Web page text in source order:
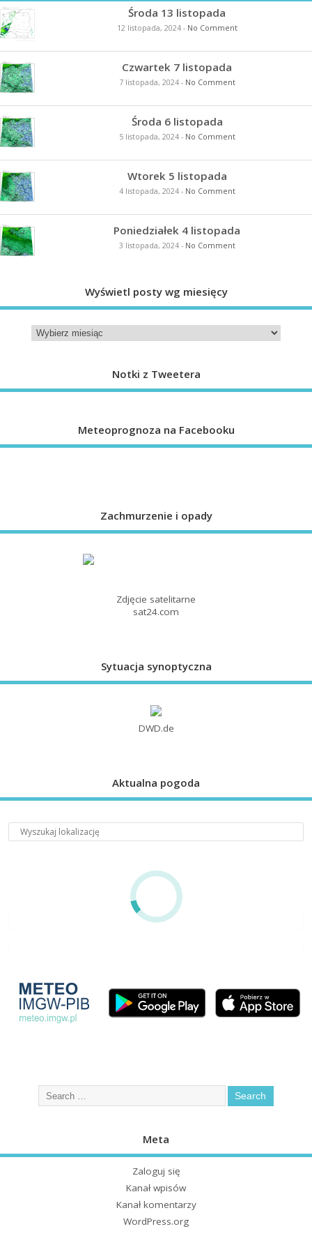
Środa 13 listopada
12 listopada, 2024- No Comment
Czwartek 7 listopada
7 listopada, 2024- No Comment
Środa 6 listopada
5 listopada, 2024- No Comment
Wtorek 5 listopada
4 listopada, 2024- No Comment
Poniedziałek 4 listopada
3 listopada, 2024- No Comment
Wyświetl posty wg miesięcy
Notki z Tweetera
Meteoprognoza na Facebooku
Zachmurzenie i opady
Zdjęcie satelitarne
sat24.com
Sytuacja synoptyczna
DWD.de
Aktualna pogoda
Meta
Zaloguj się
Kanał wpisów
Kanał komentarzy
WordPress.org